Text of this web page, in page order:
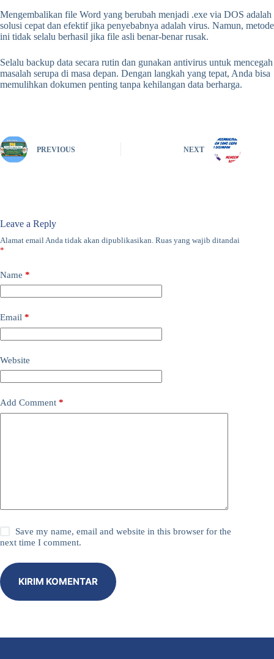
Mengembalikan file Word yang berubah menjadi .exe via DOS adalah
solusi cepat dan efektif jika penyebabnya adalah virus. Namun, metode
ini tidak selalu berhasil jika file asli benar-benar rusak.
Selalu backup data secara rutin dan gunakan antivirus untuk mencegah
masalah serupa di masa depan. Dengan langkah yang tepat, Anda bisa
memulihkan dokumen penting tanpa kehilangan data berharga.
PREVIOUS NEXT
Leave a Reply
Alamat email Anda tidak akan dipublikasikan. Ruas yang wajib ditandai
*
Name *
Email *
Website
Add Comment *
Save my name, email and website in this browser for the
next time I comment.
KIRIM KOMENTAR